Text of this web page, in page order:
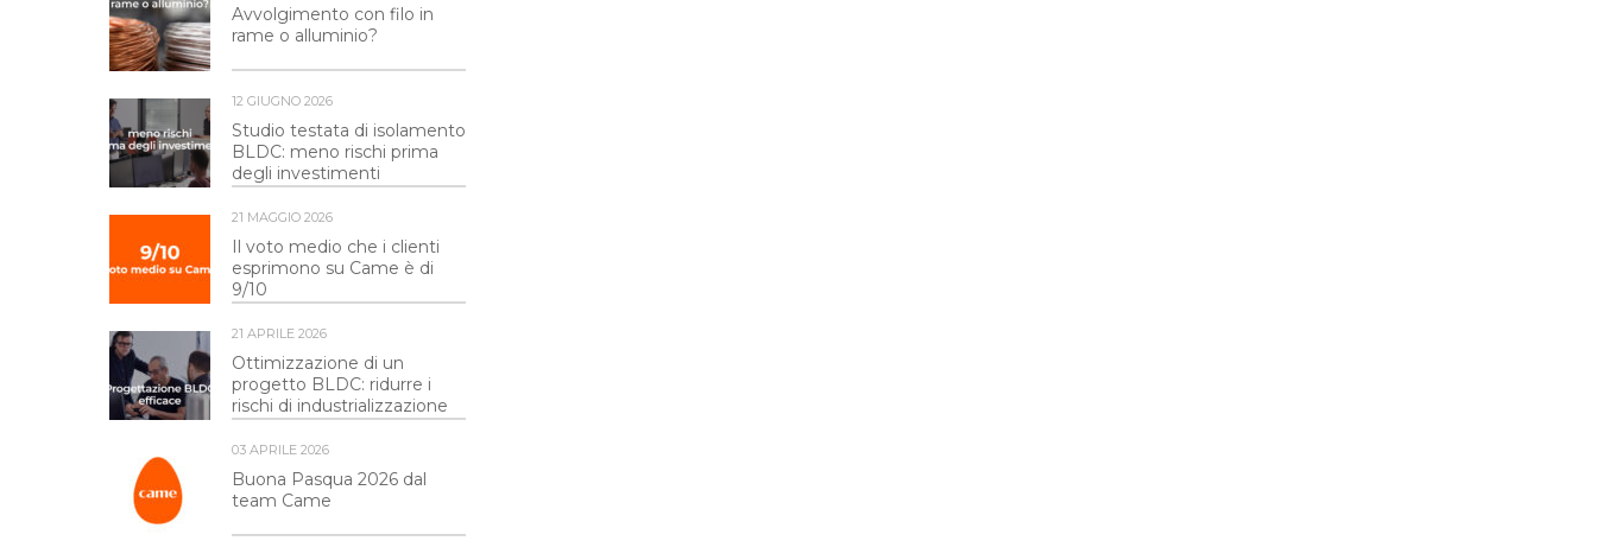
Avvolgimento con filo in
rame o alluminio?
12 GIUGNO 2026
Studio testata di isolamento
BLDC: meno rischi prima
degli investimenti
21 MAGGIO 2026
Il voto medio che i clienti
esprimono su Came è di
9/10
21 APRILE 2026
Ottimizzazione di un
progetto BLDC: ridurre i
rischi di industrializzazione
03 APRILE 2026
Buona Pasqua 2026 dal
team Came